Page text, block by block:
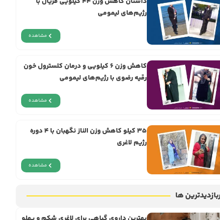
رژیم‌های لیمومی
مشاهده
کاهش وزن ۶ کیلویی و درمان کلسترول خون
رقیه رضوی با رژیم‌های لیمومی
مشاهده
۳۵ کیلو کاهش وزن الناز نگهبان با ۴ دوره
رژیم لاغری
مشاهده
ها